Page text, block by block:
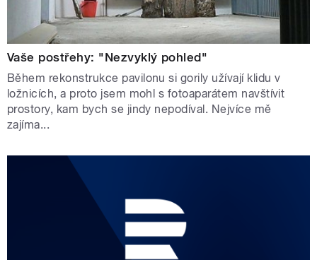
Vaše postřehy: "Nezvyklý pohled"
Během rekonstrukce pavilonu si gorily užívají klidu v
ložnicích, a proto jsem mohl s fotoaparátem navštívit
prostory, kam bych se jindy nepodíval. Nejvíce mě
zajíma...